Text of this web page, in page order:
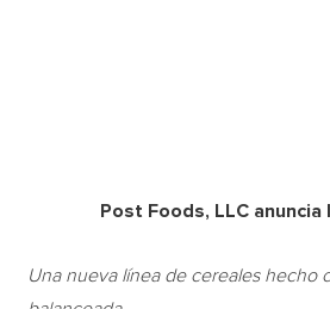
Post Foods, LLC
Una nueva línea de cereales hecho